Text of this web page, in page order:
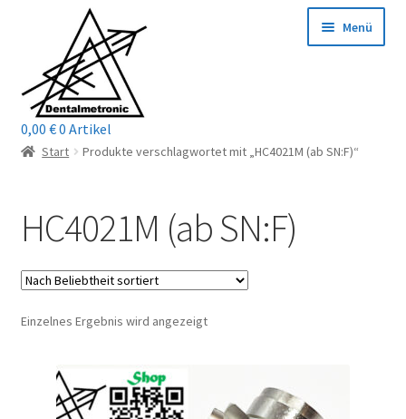
Navigation
springen
springen
Menü
Home
Mein Konto / Login
Kontakt
Reparaturservice
Wichtige Infos
0,00 €0 Artikel
Start Produkte verschlagwortet mit „HC4021M (ab SN:F)“
HC4021M (ab SN:F)
Einzelnes Ergebnis wird angezeigt